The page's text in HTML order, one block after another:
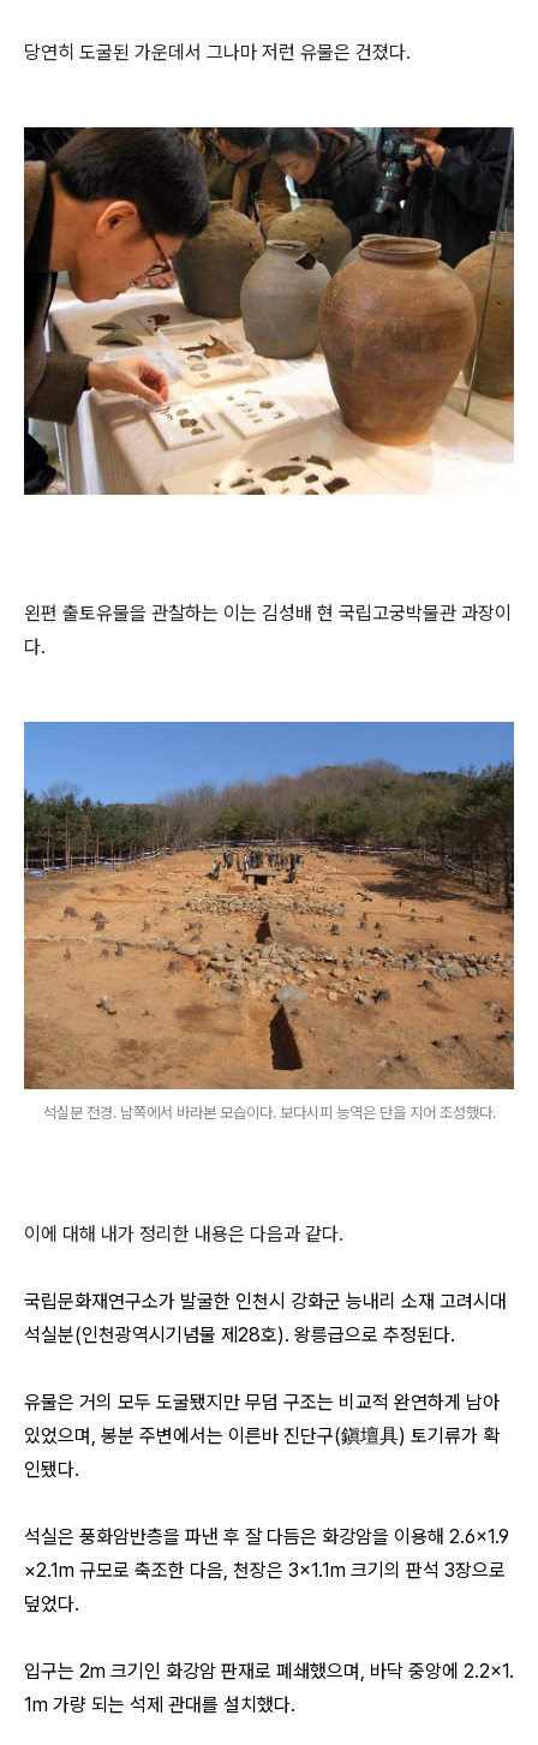
당연히 도굴된 가운데서 그나마 저런 유물은 건졌다.
왼편 출토유물을 관찰하는 이는 김성배 현 국립고궁박물관 과장이
다.
석실분 전경. 남쪽에서 바라본 모습이다. 보다시피 능역은 단을 지어 조성했다.
이에 대해 내가 정리한 내용은 다음과 같다.
국립문화재연구소가 발굴한 인천시 강화군 능내리 소재 고려시대
석실분(인천광역시기념물 제28호). 왕릉급으로 추정된다.
유물은 거의 모두 도굴됐지만 무덤 구조는 비교적 완연하게 남아
있었으며, 봉분 주변에서는 이른바 진단구(鎭壇具) 토기류가 확
인됐다.
석실은 풍화암반층을 파낸 후 잘 다듬은 화강암을 이용해 2.6×1.9
×2.1m 규모로 축조한 다음, 천장은 3×1.1m 크기의 판석 3장으로
덮었다.
입구는 2m 크기인 화강암 판재로 폐쇄했으며, 바닥 중앙에 2.2×1.
1m 가량 되는 석제 관대를 설치했다.